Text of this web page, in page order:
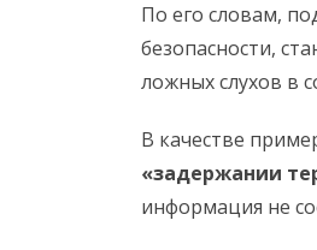
По его словам,
безопасности,
ложных слухов в
В качестве
«задержании
информация не